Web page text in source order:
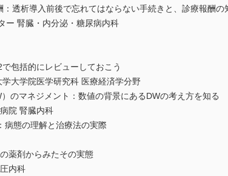
透析導入前後で忘れてはならない手続きと、診療報酬の
腎臓・内分泌・糖尿病内科
包括的にレビューしておこう
学院医学研究科 医療経済学分野
のマネジメント：数値の背景にあるDWの考え方を知る
院 腎臓内科
病態の理解と治療法の実際
薬剤からみたその実態
内科